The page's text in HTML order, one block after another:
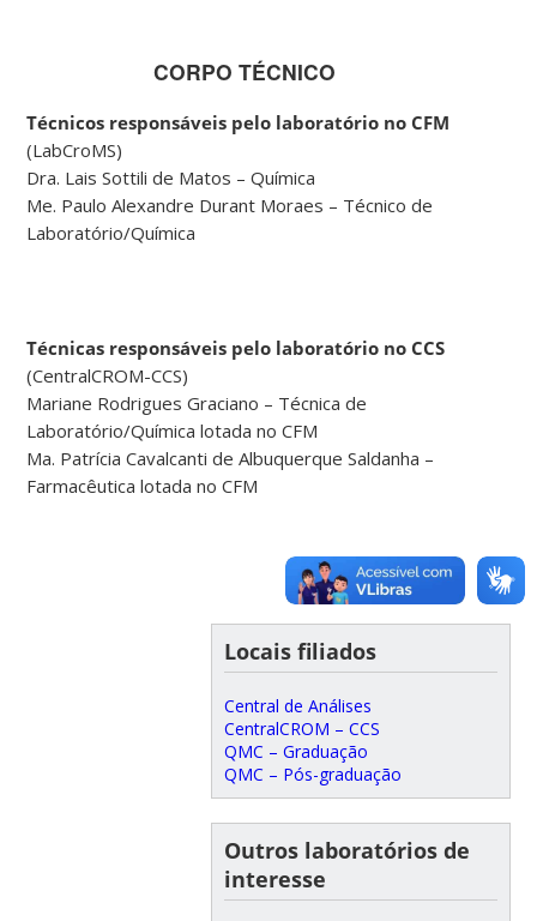
CORPO TÉCNICO
Técnicos responsáveis pelo laboratório no CFM
(LabCroMS)
Dra. Lais Sottili de Matos – Química
Me. Paulo Alexandre Durant Moraes – Técnico de
Laboratório/Química
Técnicas responsáveis pelo laboratório no CCS
(CentralCROM-CCS)
Mariane Rodrigues Graciano – Técnica de
Laboratório/Química lotada no CFM
Ma. Patrícia Cavalcanti de Albuquerque Saldanha –
Farmacêutica lotada no CFM
Locais filiados
Central de Análises
CentralCROM – CCS
QMC – Graduação
QMC – Pós-graduação
Outros laboratórios de
interesse